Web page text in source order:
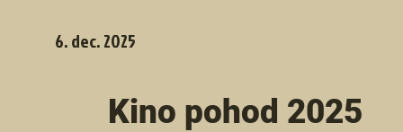
6. dec. 2025
Kino pohod 2025